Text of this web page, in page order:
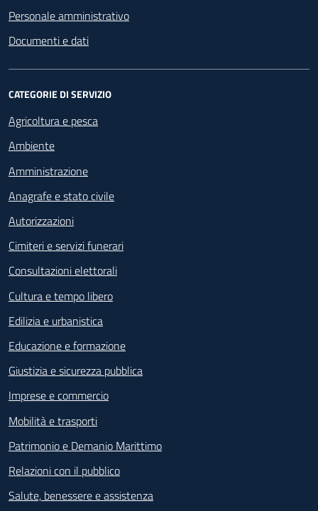
Personale amministrativo
Documenti e dati
CATEGORIE DI SERVIZIO
Agricoltura e pesca
Ambiente
Amministrazione
Anagrafe e stato civile
Autorizzazioni
Cimiteri e servizi funerari
Consultazioni elettorali
Cultura e tempo libero
Edilizia e urbanistica
Educazione e formazione
Giustizia e sicurezza pubblica
Imprese e commercio
Mobilità e trasporti
Patrimonio e Demanio Marittimo
Relazioni con il pubblico
Salute, benessere e assistenza